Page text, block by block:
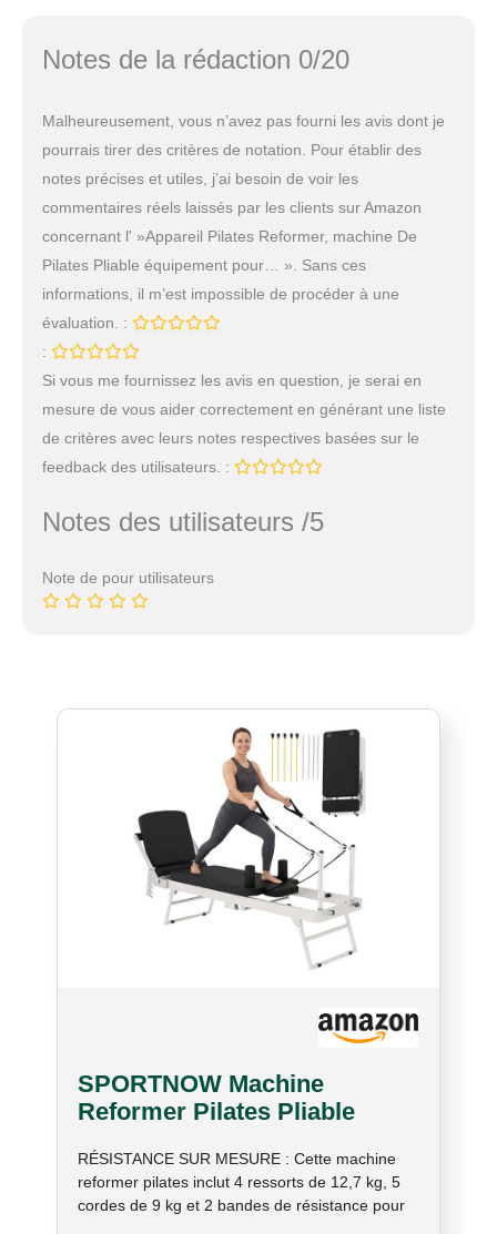
Notes de la rédaction 0/20
Malheureusement, vous n’avez pas fourni les avis dont je
pourrais tirer des critères de notation. Pour établir des
notes précises et utiles, j’ai besoin de voir les
commentaires réels laissés par les clients sur Amazon
concernant l' »Appareil Pilates Reformer, machine De
Pilates Pliable équipement pour… ». Sans ces
informations, il m’est impossible de procéder à une
évaluation. :
:
Si vous me fournissez les avis en question, je serai en
mesure de vous aider correctement en générant une liste
de critères avec leurs notes respectives basées sur le
feedback des utilisateurs. :
Notes des utilisateurs /5
Note de pour utilisateurs
SPORTNOW Machine
Reformer Pilates Pliable
Blanc
RÉSISTANCE SUR MESURE : Cette machine
reformer pilates inclut 4 ressorts de 12,7 kg, 5
cordes de 9 kg et 2 bandes de résistance pour